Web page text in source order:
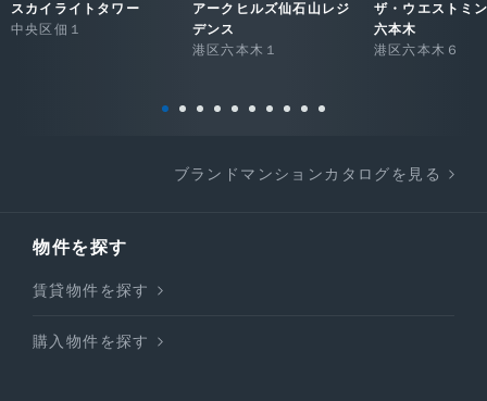
スカイライトタワー
中央区佃１
アークヒルズ仙石山レジ
デンス
港区六本木１
ザ・ウエストミ
六本木
港区六本木６
ブランドマンションカタログを見る
物件を探す
賃貸物件を探す
購入物件を探す